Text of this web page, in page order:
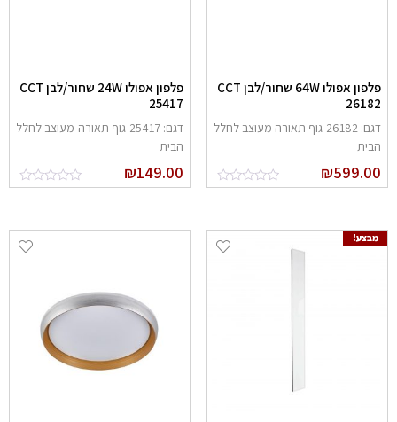
פלפון אפולו 64W שחור/לבן CCT
דגם: 26182 גוף תאורה מעוצב לחלל
₪
פלפון אפולו 24W שחור/לבן CCT
25417
דגם: 25417 גוף תאורה מעוצב לחלל
הבית
₪149.00
מבצע!